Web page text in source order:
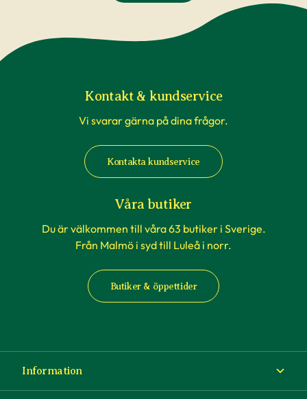
Kontakt & kundservice
Vi svarar gärna på dina frågor.
Kontakta kundservice
Våra butiker
Du är välkommen till våra 63 butiker i Sverige.
Från Malmö i syd till Luleå i norr.
Butiker & öppettider
Information